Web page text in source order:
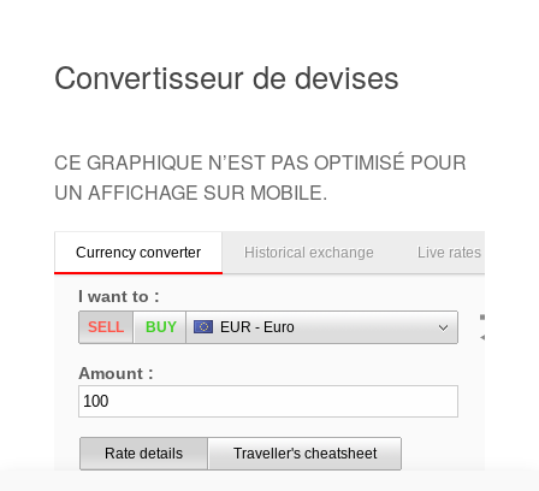
Convertisseur de devises
CE GRAPHIQUE N’EST PAS OPTIMISÉ POUR
UN AFFICHAGE SUR MOBILE.